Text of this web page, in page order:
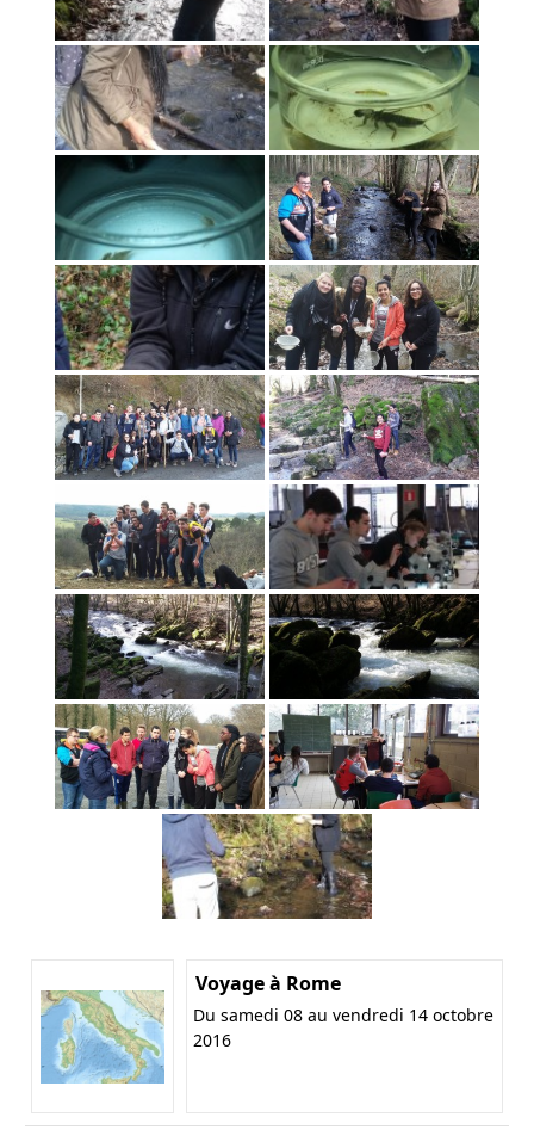
Voyage à Rome
Du samedi 08 au vendredi 14 octobre
2016